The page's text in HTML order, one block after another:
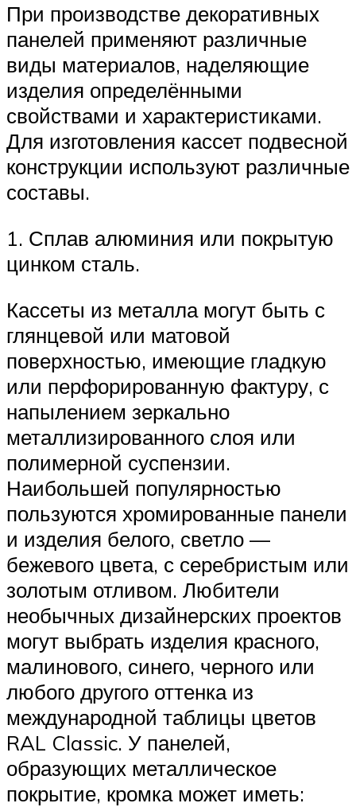
При производстве декоративных
панелей применяют различные
виды материалов, наделяющие
изделия определёнными
свойствами и характеристиками.
Для изготовления кассет подвесной
конструкции используют различные
составы.
1. Сплав алюминия или покрытую
цинком сталь.
Кассеты из металла могут быть с
глянцевой или матовой
поверхностью, имеющие гладкую
или перфорированную фактуру, с
напылением зеркально
металлизированного слоя или
полимерной суспензии.
Наибольшей популярностью
пользуются хромированные панели
и изделия белого, светло —
бежевого цвета, с серебристым или
золотым отливом. Любители
необычных дизайнерских проектов
могут выбрать изделия красного,
малинового, синего, черного или
любого другого оттенка из
международной таблицы цветов
RAL Classic. У панелей,
образующих металлическое
покрытие, кромка может иметь: